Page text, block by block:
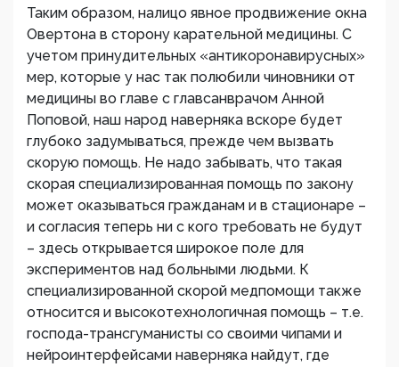
Таким образом, налицо явное продвижение окна
Овертона в сторону карательной медицины. С
учетом принудительных «антикоронавирусных»
мер, которые у нас так полюбили чиновники от
медицины во главе с главсанврачом Анной
Поповой, наш народ наверняка вскоре будет
глубоко задумываться, прежде чем вызвать
скорую помощь. Не надо забывать, что такая
скорая специализированная помощь по закону
может оказываться гражданам и в стационаре –
и согласия теперь ни с кого требовать не будут
– здесь открывается широкое поле для
экспериментов над больными людьми. К
специализированной скорой медпомощи также
относится и высокотехнологичная помощь – т.е.
господа-трансгуманисты со своими чипами и
нейроинтерфейсами наверняка найдут, где